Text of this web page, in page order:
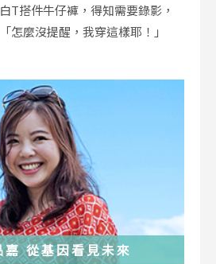
T搭件牛仔褲，得知需要錄影，
怎麼沒提醒，我穿這樣耶！」
從基因看見未來